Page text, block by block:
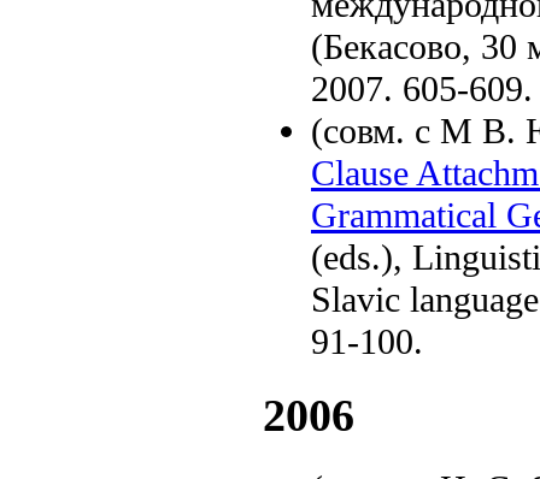
(Бекасово,
2007. 605-609.
(совм. с М В.
Clause
Grammatical
(eds.),
Slavic
91-100.
2006